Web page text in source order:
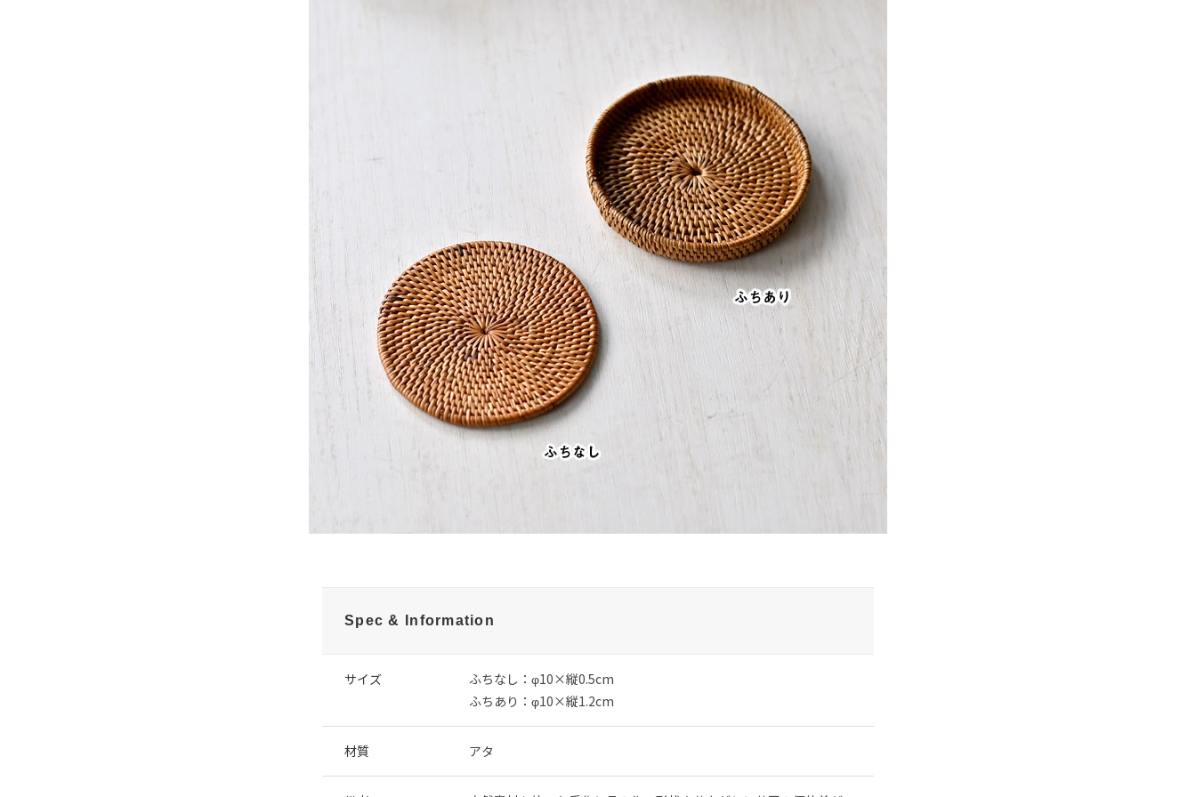
Spec & Information
サイズ
ふちなし：φ10×縦0.5cm
ふちあり：φ10×縦1.2cm
材質 アタ